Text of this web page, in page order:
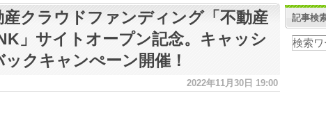
産クラウドファンディング「不動産
」サイトオープン記念。キャッシ
ックキャンぺーン開催！
2022年11月30日 19:00
記事検